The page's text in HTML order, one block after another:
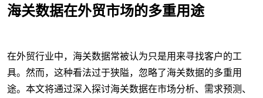
海关数据在外贸市场的多重用途
在外贸行业中，海关数据常被认为只是用来寻找客户的工
具。然而，这种看法过于狭隘，忽略了海关数据的多重用
途。本文将通过深入探讨海关数据在市场分析、需求预测、